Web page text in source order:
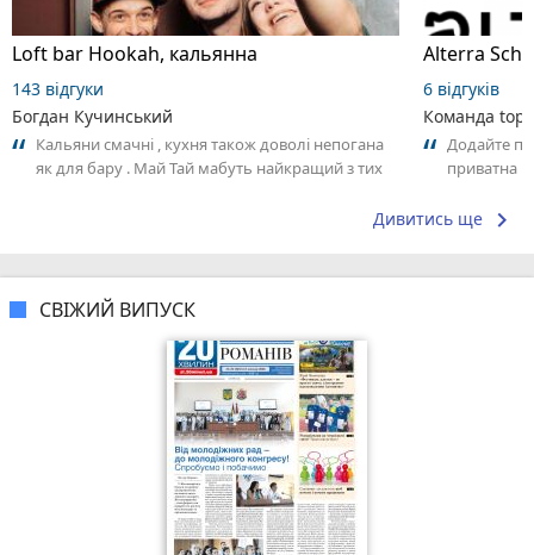
Loft bar Hookah, кальянна
143 відгуки
Богдан Кучинський
Кальяни смачні , кухня також доволі непогана
як для бару . Май Тай мабуть найкращий з тих
6 відгуків
Команда
Додайте
приватна
Дивитись ще keyboard_arrow_right
СВІЖИЙ ВИПУСК